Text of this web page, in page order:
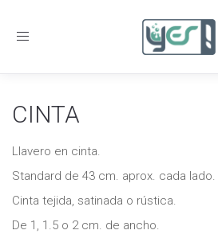
Toggle
CINTA
Llavero en cinta.
Standard de 43 cm. aprox. cada lado.
Cinta tejida, satinada o rústica.
De 1, 1.5 o 2 cm. de ancho.